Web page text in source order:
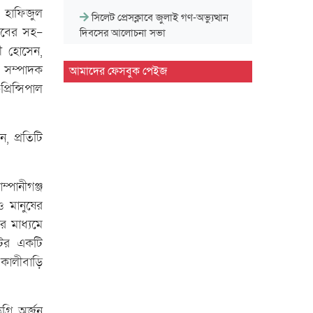
হাফিজুল
সহ-
হোসেন,
সম্পাদক
প্রতিটি
মানুষের
মাধ্যমে
একটি
সিলেট প্রেসক্লাবে জুলাই গণ-অভ্যুত্থান
দিবসের আলোচনা সভা
মাহবুব আলী খানের ৪২তম মৃ'ত্যু'বার্ষিকী
উপলক্ষে পরিবারের দোয়া…
আমাদের ফেসবুক পেইজ